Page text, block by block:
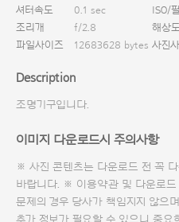
셔터속도
0.1 sec ISO/
조리개
f/2.8 해상도
파일사이즈
12683628 bytes 사진
Description
조명기구입니다.
이미지 다운로드시 주의사항
※ 사진 콘텐츠는 다운로드 전 꼭
바랍니다. ※ 이용약관 및 다운로드
문제의 경우 당사가 책임지지 않으
추가 정보가 필요할 수 있으니 중요